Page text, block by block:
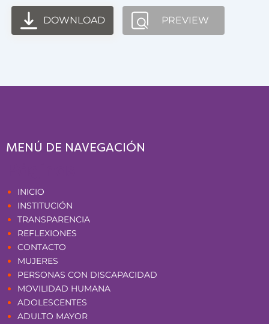
DOWNLOAD PREVIEW
MENÚ DE NAVEGACIÓN
INICIO
INSTITUCIÓN
TRANSPARENCIA
REFLEXIONES
CONTACTO
MUJERES
PERSONAS CON DISCAPACIDAD
MOVILIDAD HUMANA
ADOLESCENTES
ADULTO MAYOR